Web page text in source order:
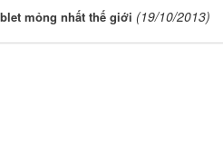
mỏng nhất thế giới (19/10/2013)